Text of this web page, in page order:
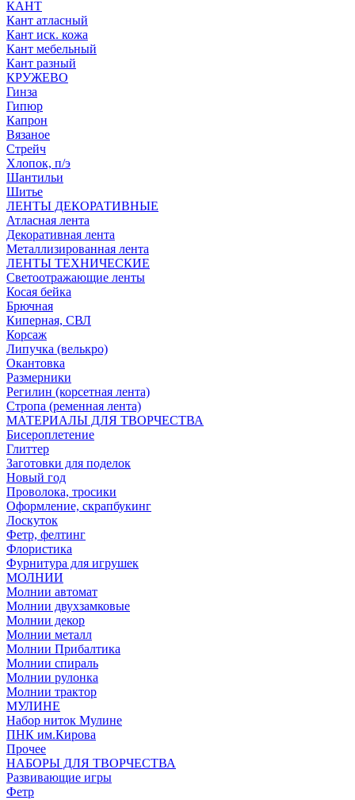
КАНТ
Кант атласный
Кант иск. кожа
Кант мебельный
Кант разный
КРУЖЕВО
Гинза
Гипюр
Капрон
Вязаное
Стрейч
Хлопок, п/э
Шантильи
Шитье
ЛЕНТЫ ДЕКОРАТИВНЫЕ
Атласная лента
Декоративная лента
Металлизированная лента
ЛЕНТЫ ТЕХНИЧЕСКИЕ
Светоотражающие ленты
Косая бейка
Брючная
Киперная, СВЛ
Корсаж
Липучка (велькро)
Окантовка
Размерники
Регилин (корсетная лента)
Стропа (ременная лента)
МАТЕРИАЛЫ ДЛЯ ТВОРЧЕСТВА
Бисероплетение
Глиттер
Заготовки для поделок
Новый год
Проволока, тросики
Оформление, скрапбукинг
Лоскуток
Фетр, фелтинг
Флористика
Фурнитура для игрушек
МОЛНИИ
Молнии автомат
Молнии двухзамковые
Молнии декор
Молнии металл
Молнии Прибалтика
Молнии спираль
Молнии рулонка
Молнии трактор
МУЛИНЕ
Набор ниток Мулине
ПНК им.Кирова
Прочее
НАБОРЫ ДЛЯ ТВОРЧЕСТВА
Развивающие игры
Фетр